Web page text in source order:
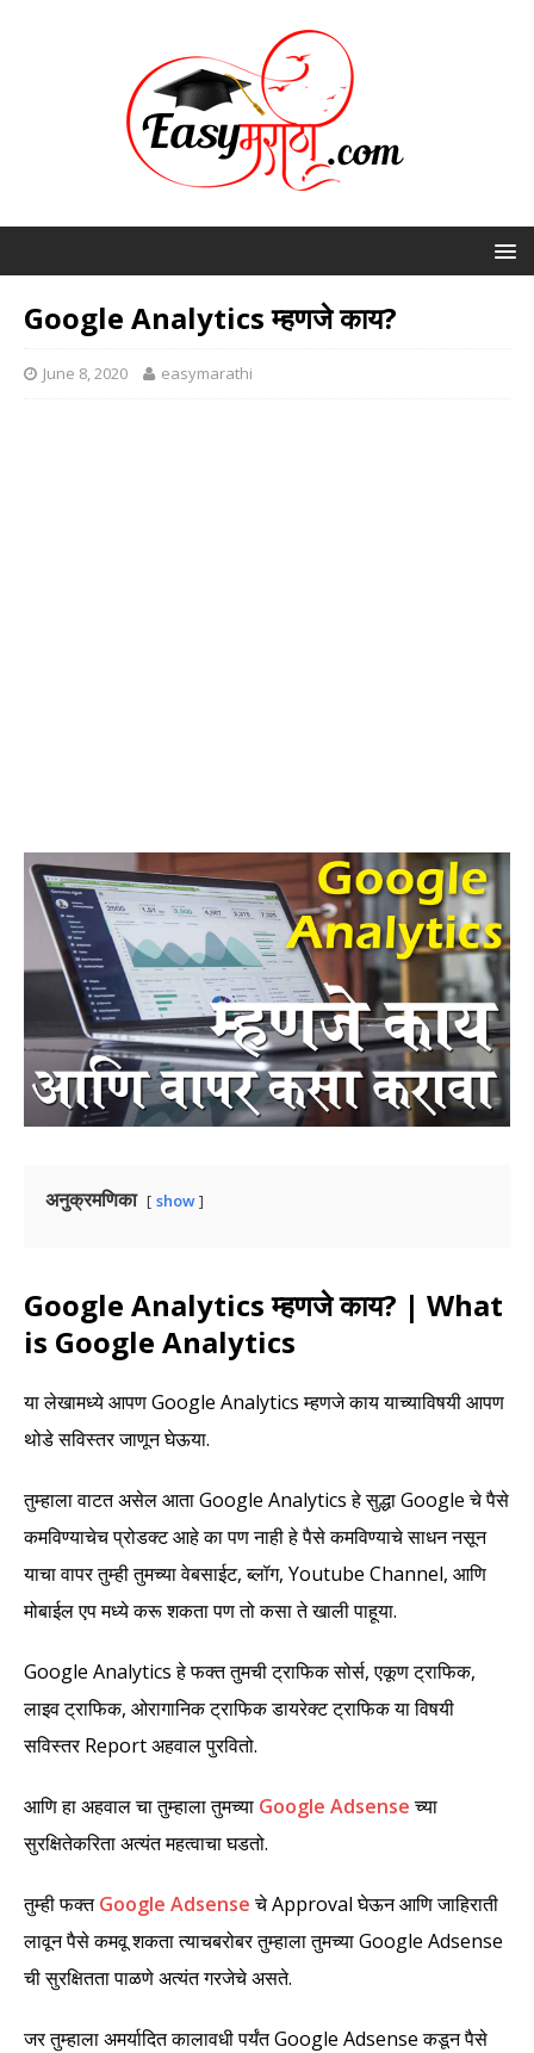
Google Analytics म्हणजे काय?
June 8, 2020 easymarathi
अनुक्रमणिका show
Google Analytics म्हणजे काय? | What
is Google Analytics
या लेखामध्ये आपण Google Analytics म्हणजे काय याच्याविषयी आपण
थोडे सविस्तर जाणून घेऊया.
तुम्हाला वाटत असेल आता Google Analytics हे सुद्धा Google चे पैसे
कमविण्याचेच प्रोडक्ट आहे का पण नाही हे पैसे कमविण्याचे साधन नसून
याचा वापर तुम्ही तुमच्या वेबसाईट, ब्लॉग, Youtube Channel, आणि
मोबाईल एप मध्ये करू शकता पण तो कसा ते खाली पाहूया.
Google Analytics हे फक्त तुमची ट्राफिक सोर्स, एकूण ट्राफिक,
लाइव ट्राफिक, ओरागानिक ट्राफिक डायरेक्ट ट्राफिक या विषयी
सविस्तर Report अहवाल पुरवितो.
आणि हा अहवाल चा तुम्हाला तुमच्या Google Adsenseच्या
सुरक्षितेकरिता अत्यंत महत्वाचा घडतो.
तुम्ही फक्तGoogle Adsenseचे Approval घेऊन आणि जाहिराती
लावून पैसे कमवू शकता त्याचबरोबर तुम्हाला तुमच्या Google Adsense
ची सुरक्षितता पाळणे अत्यंत गरजेचे असते.
जर तुम्हाला अमर्यादित कालावधी पर्यंत Google Adsense कडून पैसे